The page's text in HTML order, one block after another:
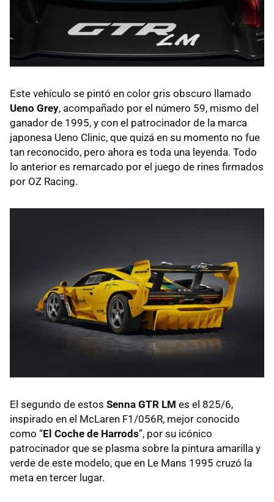
Este vehículo se pintó en color gris obscuro llamado
Ueno Grey, acompañado por el número 59, mismo del
ganador de 1995, y con el patrocinador de la marca
japonesa Ueno Clinic, que quizá en su momento no fue
tan reconocido, pero ahora es toda una leyenda. Todo
lo anterior es remarcado por el juego de rines firmados
por OZ Racing.
El segundo de estos Senna GTR LM es el 825/6,
inspirado en el McLaren F1/056R, mejor conocido
como “El Coche de Harrods”, por su icónico
patrocinador que se plasma sobre la pintura amarilla y
verde de este modelo, que en Le Mans 1995 cruzó la
meta en tercer lugar.